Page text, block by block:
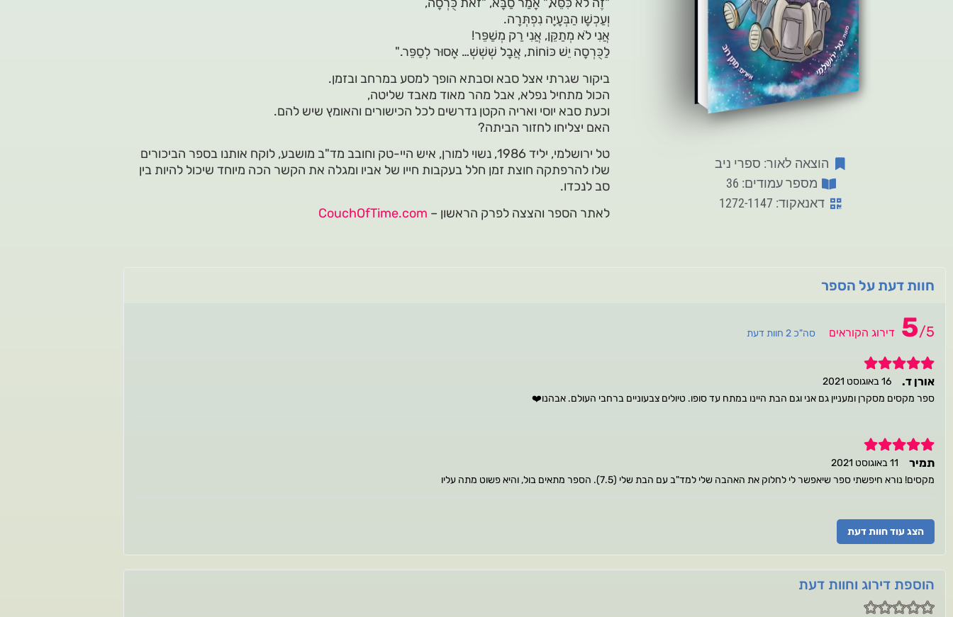
הוצאה לאור: ספרי ניב
מספר עמודים: 36
דאנאקוד: 1272-1147
וְעַכְשָׁו הַבְּעָיָה נִפְתְּרָה.
אֲנִי לֹא מְתַקֵּן, אֲנִי רַק מְשַׁפֵּר!
לַכֻּרְסָה יֵשׁ כּוֹחוֹת, אֲבָל שְׁשְׁשְׁ… אָסוּר לְסַפֵּר."
ביקור שגרתי אצל סבא וסבתא הופך למסע במרחב ובזמן.
הכול מתחיל נפלא, אבל מהר מאוד מאבד שליטה,
וכעת סבא יוסי ואריה הקטן נדרשים לכל הכישורים והאומץ שיש להם.
האם יצליחו לחזור הביתה?
טל ירושלמי, יליד 1986, נשוי למורן, איש היי-טק וחובב מד"ב מושבע, לוקח אותנו בספר הביכורים
שלו להרפתקה חוצת זמן חלל בעקבות חייו של אביו ומגלה את הקשר הכה מיוחד שיכול להיות בין
סב לנכדו.
לאתר הספר והצצה לפרק הראשון – CouchOfTime.com
חוות דעת על הספר
5/5 דירוג הקוראים סה"כ 2 חוות דעת
5
אורן ד.
16 באוגוסט 2021
ספר מקסים מסקרן ומעניין גם אני וגם הבת היינו במתח עד סופו. טיולים צבעוניים ברחבי העולם. אבהנו❤️
5
תמיר
11 באוגוסט 2021
מקסים! נורא חיפשתי ספר שיאפשר לי לחלוק את האהבה שלי למד"ב עם הבת שלי (7.5). הספר מתאים בול, והיא פשוט מתה עליו
הצג עוד חוות דעת
הוספת דירוג וחוות דעת